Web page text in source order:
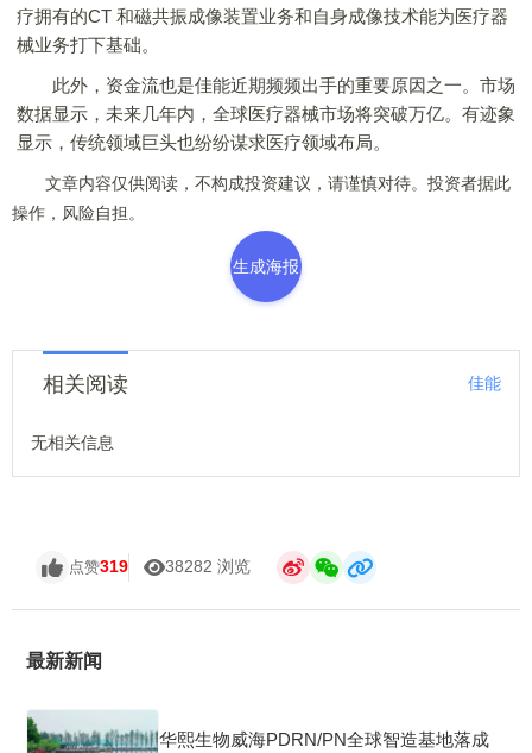
疗拥有的CT 和磁共振成像装置业务和自身成像技术能为医疗器
械业务打下基础。
此外，资金流也是佳能近期频频出手的重要原因之一。市场
数据显示，未来几年内，全球医疗器械市场将突破万亿。有迹象
显示，传统领域巨头也纷纷谋求医疗领域布局。
文章内容仅供阅读，不构成投资建议，请谨慎对待。投资者据此
操作，风险自担。
生成海报
相关阅读 佳能
无相关信息
点赞319 38282 浏览
最新新闻
华熙生物威海PDRN/PN全球智造基地落成